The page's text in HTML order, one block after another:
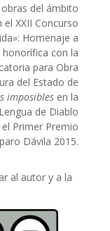
del ámbito
XXII Concurso
Homenaje a
con la
para Obra
del Estado de
imposibles en la
de Diablo
Primer Premio
Dávila 2015.
al autor y a la